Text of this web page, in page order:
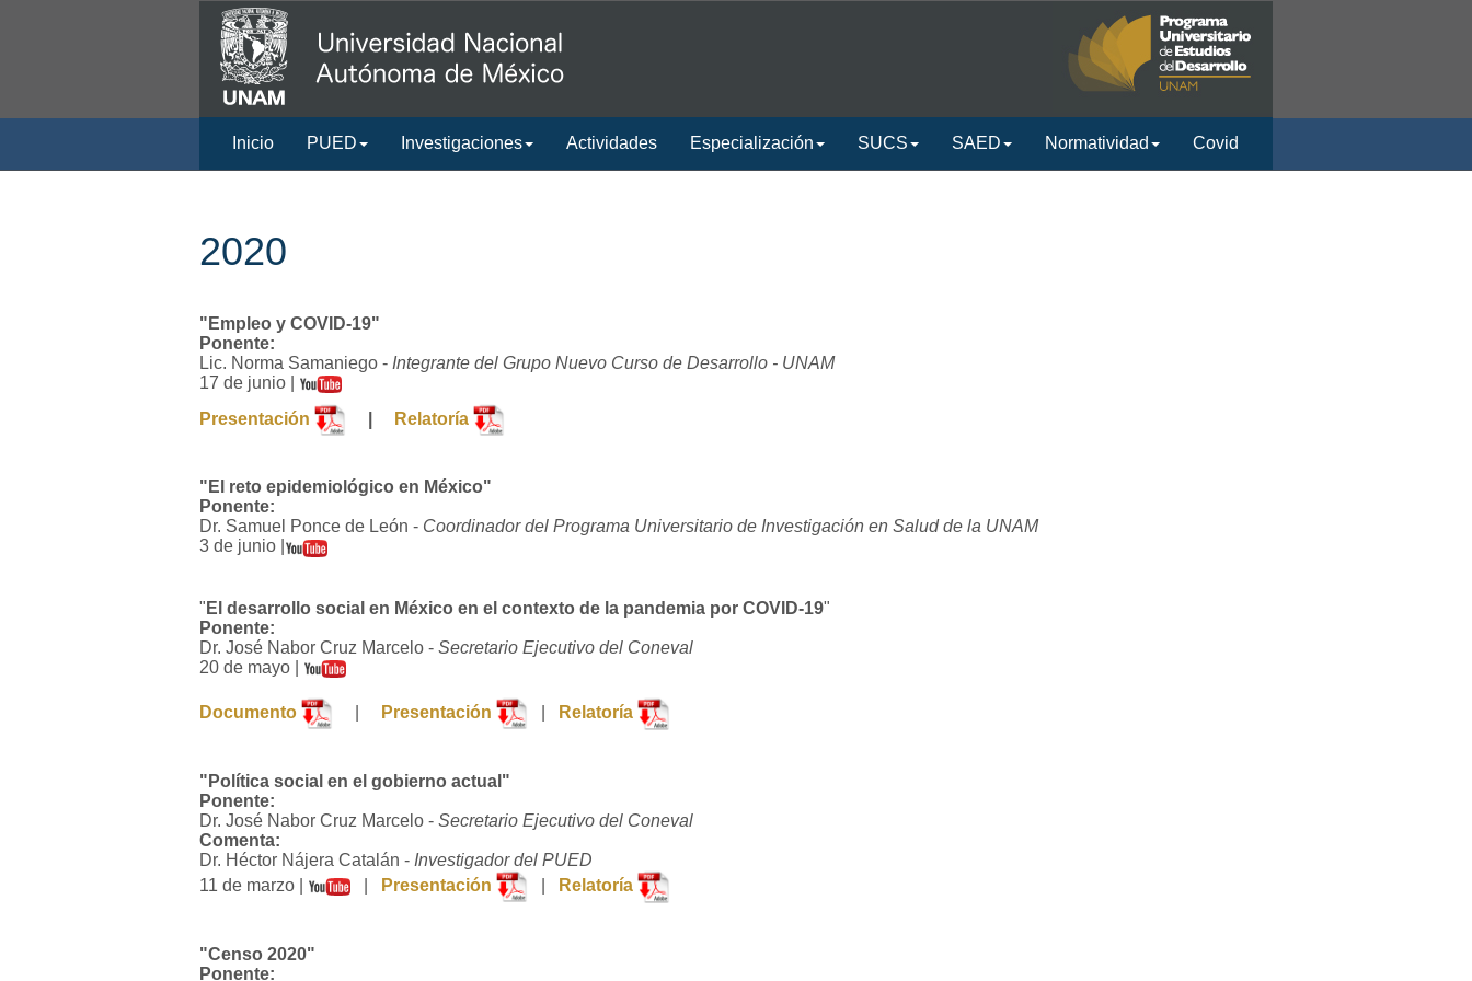
Inicio PUED Investigaciones Actividades Especialización SUCS SAED Normatividad Covid
2020
"Empleo y COVID-19"
Ponente:
Lic. Norma Samaniego - Integrante del Grupo Nuevo Curso de Desarrollo - UNAM
17 de junio |
Presentación
Relatoría
"El reto epidemiológico en México"
Ponente:
Dr. Samuel Ponce de León - Coordinador del Programa Universitario de Investigación en Salud de la UNAM
3 de junio |
" El desarrollo social en México en el contexto de la pandemia por COVID-19"
Ponente:
Dr. José Nabor Cruz Marcelo - Secretario Ejecutivo del Coneval
20 de mayo |
Documento Presentación Relatoría
"Política social en el gobierno actual"
Ponente:
Dr. José Nabor Cruz Marcelo - Secretario Ejecutivo del Coneval
Comenta:
Dr. Héctor Nájera Catalán - Investigador del PUED
11 de marzo |
Presentación Relatoría
"Censo 2020"
Ponente: